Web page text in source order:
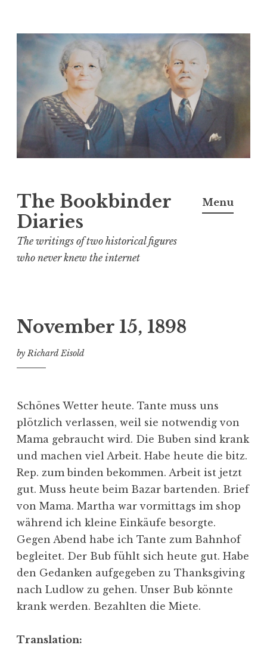
Skip
content
The Bookbinder
Diaries
The writings of two historical figures
who never knew the internet
Menu
November 15, 1898
by Richard Eisold
Schönes Wetter heute. Tante muss uns
plötzlich verlassen, weil sie notwendig von
Mama gebraucht wird. Die Buben sind krank
und machen viel Arbeit. Habe heute diebitz.
Rep. zum binden bekommen. Arbeit ist jetzt
gut. Muss heute beim Bazar bartenden. Brief
von Mama. Martha war vormittags im shop
während ich kleine Einkäufe besorgte.
Gegen Abend habe ich Tante zum Bahnhof
begleitet. Der Bub fühlt sich heute gut. Habe
den Gedanken aufgegeben zu Thanksgiving
nach Ludlow zu gehen. Unser Bub könnte
krank werden. Bezahlten die Miete.
Translation: